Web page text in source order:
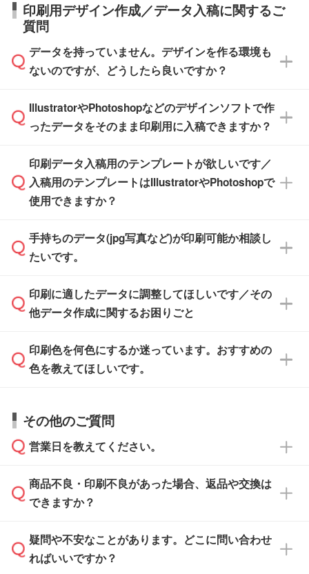
タッフまでお問い合わせください。
ル」に注文予定日をご入力いただくと、おおよ
その締切日や出荷目安をご確認いただけます。
品が決まりましたらお早めのご発注をお願いい
たします。
※土日祝日を除く営業日換算です。
※沖縄・離島は追加日数がかかります。
す。>>対象商品はこちら
※最短出荷日は商品によって異なります。各商
品ページにてご確認ください
す。(白箱、化粧箱、ブリスターパックなど)
【袋入り】 商品がひとつずつ袋に入っていま
す。(透明袋、デザイン袋など)
【個包装なし】 個包装がされていない状態で
※化粧箱から白箱への入れ替えや、オリジナル
箱の作成は原則承っておりません。
直接納品は行っておりませんので予めご了承く
ださい。
印刷用デザイン作成／データ入稿に関するご
質問
データを持っていません。デザインを作る環境も
ないのですが、どうしたら良いですか？
無料の「デザインシミュレーター」を使えば、
PCやスマホから簡単にデザインを作成できま
ザインソフトがなくても安心です。
また、「データ作成サービス
せいただければ、弊社にて無料でデザインデー
タを1点作成いたします。
IllustratorやPhotoshopなどのデザインソフトで作
ったデータをそのまま印刷用に入稿できますか？
IllustratorやPhotoshop、CLIP STUDIOなどのデ
ザインソフトでこだわりのデザインを作成した
い方は、完全データ入稿
積・ご注文フォームにアップロードしてご入稿
ください。
ご入稿後は経験豊富なスタッフがデータに不備
がないかチェックし、お客様と確認してから印
刷に進みますので、ご安心ください。
印刷データ入稿用のテンプレートが欲しいです／
入稿用のテンプレートはIllustratorやPhotoshopで
使用できますか？
一部商品は入稿用テンプレートのご用意があり
ます。各商品ページの『印刷方法・テンプレー
入稿用のテンプレートはPDF形式ですが、
IllustratorやPhotoshopで開いてご利用いただけ
方」をご確認ください。
手持ちのデータ(jpg写真など)が印刷可能か相談し
たいです。
印刷に適したデータ・解像度かどうか、担当ス
タッフが事前に確認いたします。
ムへ添付いただくか、担当スタッフ宛にメール
でお送りください。
い合わせください。
なお、印刷用データの作り方に関する詳細は、
印刷に適したデータに調整してほしいです／その
他データ作成に関するお困りごと
データ作成でお困りの際には、担当スタッフが
サポートいたしますのでお気軽にご相談くださ
から添付してお送りください。
しい
解像度の低い画像や、手書きのイラスト、写真
などを、印刷に適したベクターデータに変換し
・フルカラーデータを1色に変換してほしい
印刷色を何色にするか迷っています。おすすめの
色を教えてほしいです。
お見積・ご注文・
相談いただきますと、担当スタッフがお客様の
ご希望や商品の本体色を確認し、印刷色をご提
本体色がブラック、ネイビーなど濃色の場合は
白色か淡い色の印刷色をおすすめしておりま
本体色がナチュラルなど淡色の場合、印刷をく
っきりと目立たせたいときは濃い印刷色が、柔
らかい雰囲気にしたいときは淡い印刷色が映え
その他のご質問
営業日を教えてください。
営業日は平日の10:00～18:00で、土日祝日はお
休みとなります。注文・見積・お問い合わせ
速やかに対応いたします。
商品不良・印刷不良があった場合、返品や交換は
できますか？
お手数をお掛けいたしますが、至急担当スタッ
フまでご連絡ください。商品の状況を確認し、
疑問や不安なことがあります。どこに問い合わせ
ればいいですか？